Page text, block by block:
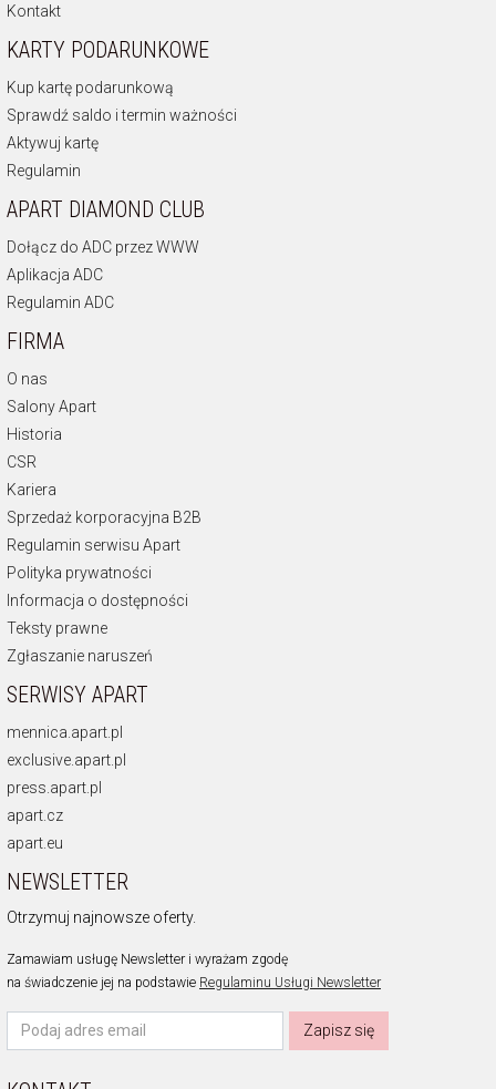
Kontakt
KARTY PODARUNKOWE
Kup kartę podarunkową
Sprawdź saldo i termin ważności
Aktywuj kartę
Regulamin
APART DIAMOND CLUB
Dołącz do ADC przez WWW
Aplikacja ADC
Regulamin ADC
FIRMA
O nas
Salony Apart
Historia
CSR
Kariera
Sprzedaż korporacyjna B2B
Regulamin serwisu Apart
Polityka prywatności
Informacja o dostępności
Teksty prawne
Zgłaszanie naruszeń
SERWISY APART
mennica.apart.pl
exclusive.apart.pl
press.apart.pl
apart.cz
apart.eu
NEWSLETTER
Otrzymuj najnowsze oferty.
Zamawiam usługę Newsletter i wyrażam zgodę
na świadczenie jej na podstawie Regulaminu Usługi Newsletter
Zapisz się